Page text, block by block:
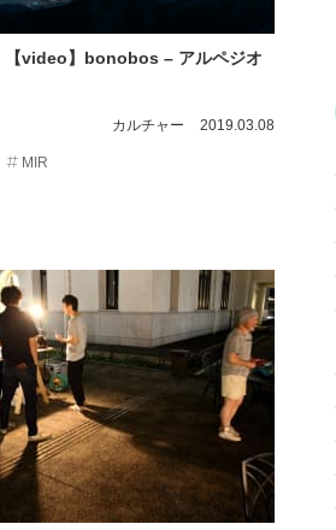
【video】bonobos – アルペジオ
カルチャー 2019.03.08
MIR